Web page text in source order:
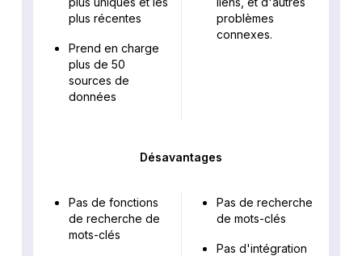
plus récentes
Prend en charge
plus de 50
sources de
données
problèmes
connexes.
Désavantages
Pas de fonctions
de recherche de
mots-clés
Pas de recherche
de mots-clés
Pas d'intégration